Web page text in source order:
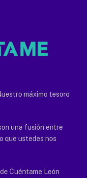
máximo tesoro
una fusión entre
que ustedes nos
Cuéntame León